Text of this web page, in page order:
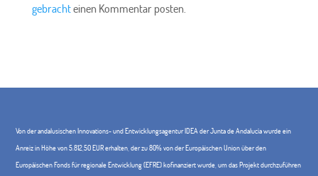
gebrachteinen Kommentar posten.
Von der andalusischen Innovations- und Entwicklungsagentur IDEA der Junta de Andalucía wurde ein
Anreiz in Höhe von 5.812,50 EUR erhalten, der zu 80% von der Europäischen Union über den
Europäischen Fonds für regionale Entwicklung (EFRE) kofinanziert wurde, um das Projekt durchzuführen